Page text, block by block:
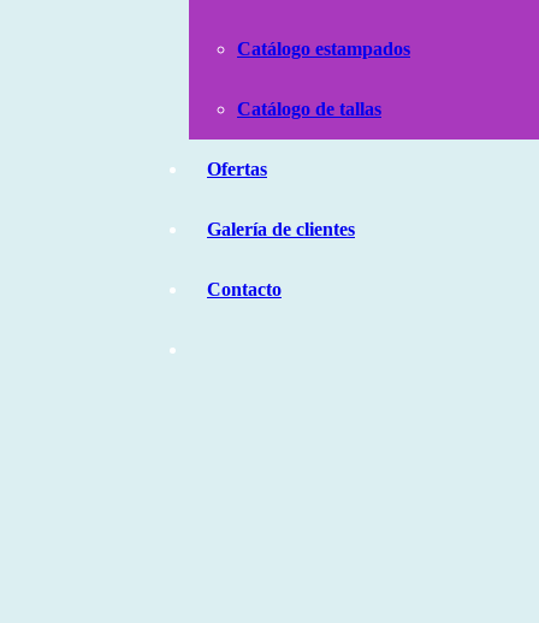
Catálogo estampados
Catálogo de tallas
Ofertas
Galería de clientes
Contacto